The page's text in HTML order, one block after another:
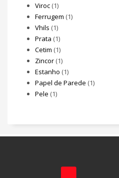
Viroc (1)
Ferrugem (1)
Vhils (1)
Prata (1)
Cetim (1)
Zincor (1)
Estanho (1)
Papel de Parede (1)
Pele (1)